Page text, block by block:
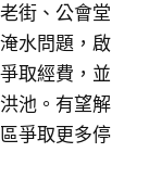
街、公會堂
水問題，啟
取經費，並
池。有望解
爭取更多停